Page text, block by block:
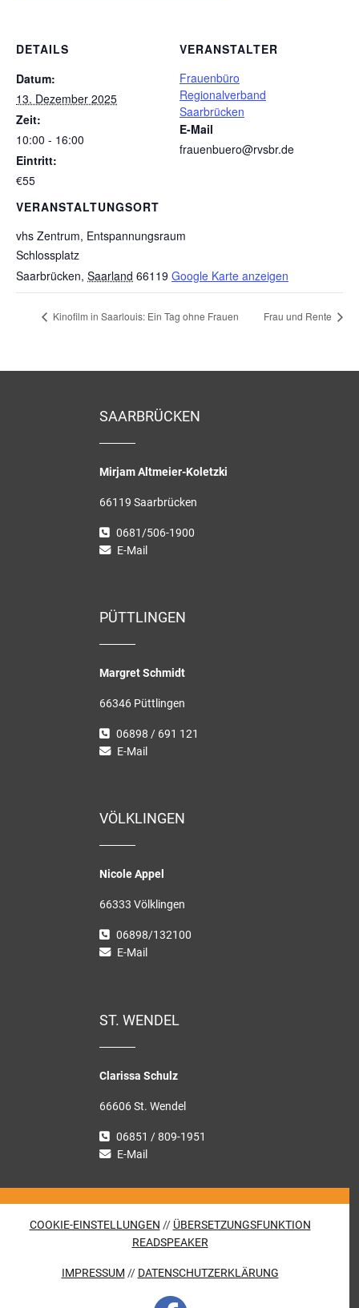
DETAILS
Datum:
13. Dezember 2025
Zeit:
10:00 - 16:00
Eintritt:
€55
VERANSTALTUNGSORT
vhs Zentrum, Entspannungsraum
Schlossplatz
Saarbrücken, Saarland 66119 Google Karte anzeigen
VERANSTALTER
Frauenbüro
Regionalverband
Saarbrücken
E-Mail
frauenbuero@rvsbr.de
Kinofilm in Saarlouis: Ein Tag ohne Frauen Frau und Rente
SAARBRÜCKEN
Mirjam Altmeier-Koletzki
66119 Saarbrücken
0681/506-1900
E-Mail
PÜTTLINGEN
Margret Schmidt
66346 Püttlingen
06898 / 691 121
E-Mail
VÖLKLINGEN
Nicole Appel
66333 Völklingen
06898/132100
E-Mail
ST. WENDEL
Clarissa Schulz
66606 St. Wendel
06851 / 809-1951
E-Mail
COOKIE-EINSTELLUNGEN // ÜBERSETZUNGSFUNKTION
READSPEAKER
IMPRESSUM // DATENSCHUTZERKLÄRUNG